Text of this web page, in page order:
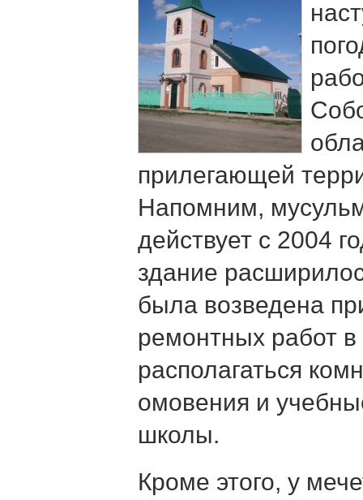
прилегающей
Напомним,
действует с 2004
здание
была возведена
ремонтных работ в
располагаться
омовения и
школы.
Кроме этого, у